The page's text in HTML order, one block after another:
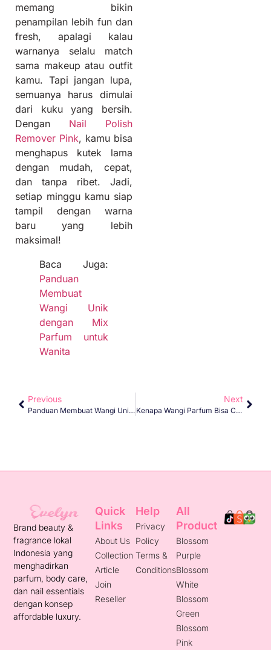
memang bikin
penampilan lebih fun dan
fresh, apalagi kalau
warnanya selalu match
sama makeup atau outfit
kamu. Tapi jangan lupa,
semuanya harus dimulai
dari kuku yang bersih.
Dengan Nail Polish
Remover Pink, kamu bisa
menghapus kutek lama
dengan mudah, cepat,
dan tanpa ribet. Jadi,
setiap minggu kamu siap
tampil dengan warna
baru yang lebih
maksimal!
Baca Juga:
Panduan
Membuat
Wangi Unik
dengan Mix
Parfum untuk
Wanita
Previous
Panduan Membuat Wangi Unik Dengan Mix Parfum Untuk Wanita
Next
Kenapa Wangi Parfum Bisa Cepat Hilang Di Kulit Wanita?
Brand beauty &
fragrance lokal
Indonesia yang
menghadirkan
parfum, body care,
dan nail essentials
dengan konsep
affordable luxury.
Quick
Links
About Us
Collection
Article
Join
Reseller
Help
Privacy
Policy
Terms &
Conditions
All
Product
Blossom
Purple
Blossom
White
Blossom
Green
Blossom
Pink